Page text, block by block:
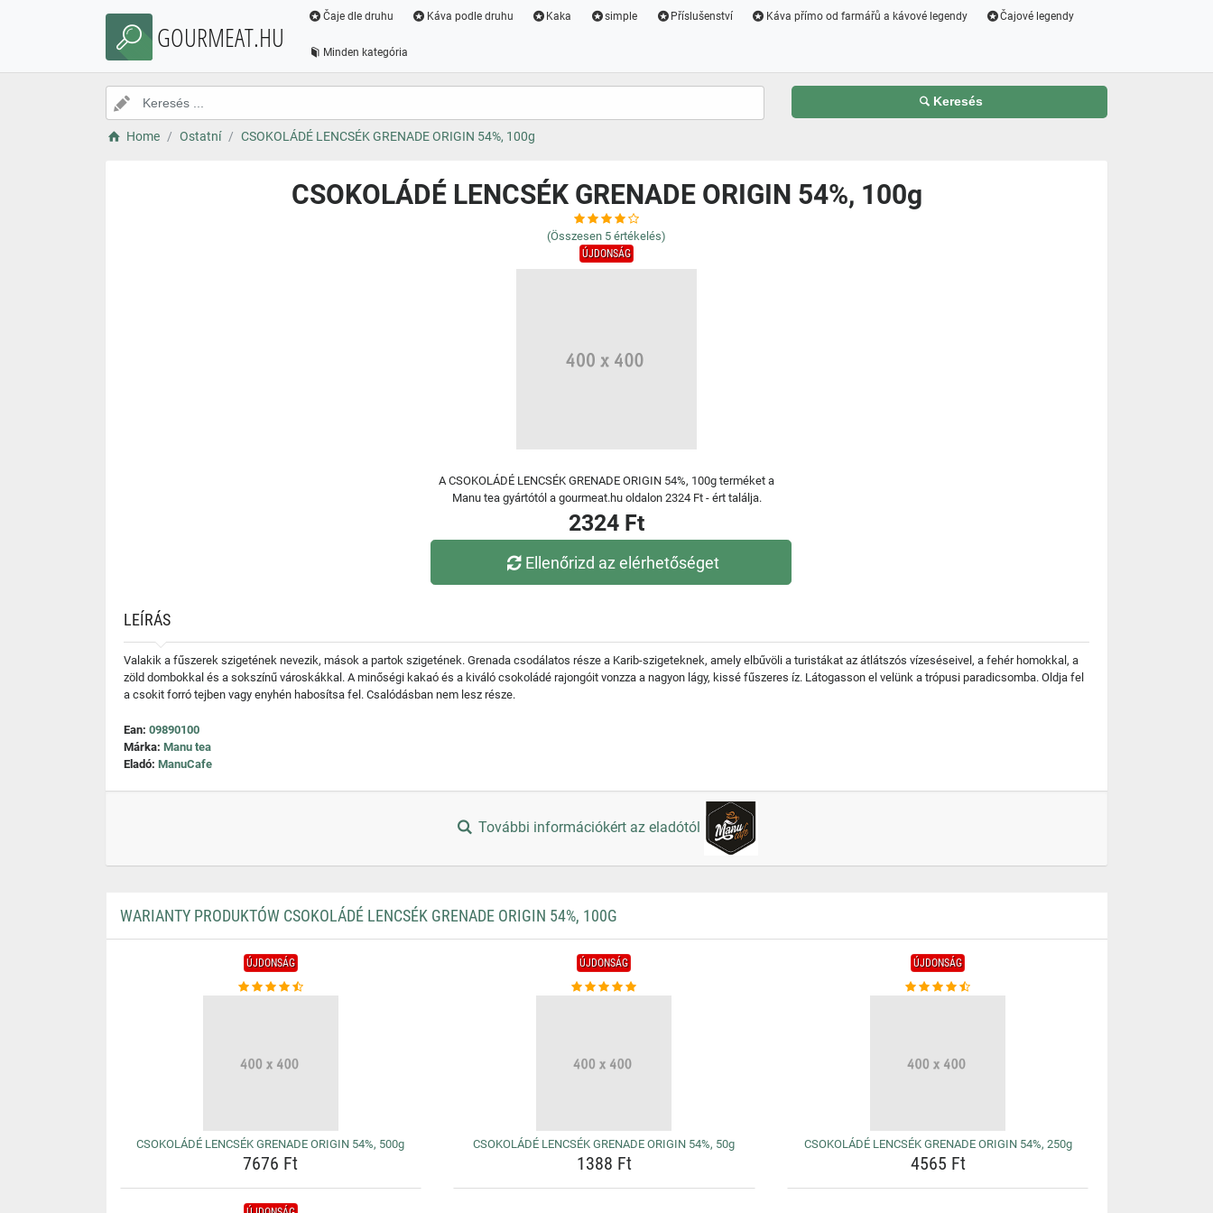
GOURMEAT.HU
Čaje dle druhu Káva podle druhu Kaka simple Příslušenství Káva přímo od farmářů a kávové legendy Čajové legendy
Minden kategória
Keresés
Home Ostatní CSOKOLÁDÉ LENCSÉK GRENADE ORIGIN 54%, 100g
CSOKOLÁDÉ LENCSÉK GRENADE ORIGIN 54%, 100g
(Összesen 5 értékelés)
ÚJDONSÁG
A CSOKOLÁDÉ LENCSÉK GRENADE ORIGIN 54%, 100g terméket a
Manu tea gyártótól a gourmeat.hu oldalon 2324 Ft - ért találja.
2324 Ft
Ellenőrizd az elérhetőséget
LEÍRÁS
Valakik a fűszerek szigetének nevezik, mások a partok szigetének. Grenada csodálatos része a Karib-szigeteknek, amely elbűvöli a turistákat az átlátszós vízeséseivel, a fehér homokkal, a
zöld dombokkal és a sokszínű városkákkal. A minőségi kakaó és a kiváló csokoládé rajongóit vonzza a nagyon lágy, kissé fűszeres íz. Látogasson el velünk a trópusi paradicsomba. Oldja fel
a csokit forró tejben vagy enyhén habosítsa fel. Csalódásban nem lesz része.
Ean: 09890100
Márka: Manu tea
Eladó: ManuCafe
További információkért az eladótól
WARIANTY PRODUKTÓW CSOKOLÁDÉ LENCSÉK GRENADE ORIGIN 54%, 100G
ÚJDONSÁG
CSOKOLÁDÉ LENCSÉK GRENADE ORIGIN 54%, 500g
7676 Ft
ÚJDONSÁG
CSOKOLÁDÉ LENCSÉK GRENADE ORIGIN 54%, 50g
1388 Ft
ÚJDONSÁG
CSOKOLÁDÉ LENCSÉK GRENADE ORIGIN 54%, 250g
4565 Ft